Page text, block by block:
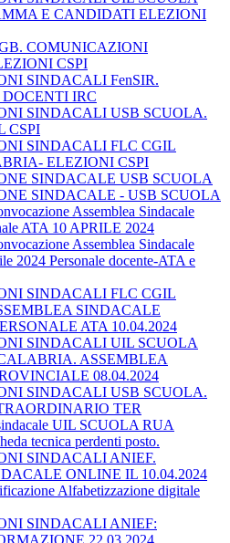
E CANDIDATI ELEZIONI
COMUNICAZIONI
CSPI
SINDACALI FenSIR.
IRC
SINDACALI USB SCUOLA.
CSPI
SINDACALI FLC CGIL
ELEZIONI CSPI
SINDACALE USB SCUOLA
SINDACALE - USB SCUOLA
Assemblea Sindacale
ATA 10 APRILE 2024
Assemblea Sindacale
2024 Personale docente-ATA e
SINDACALI FLC CGIL
SINDACALE
ATA 10.04.2024
SINDACALI UIL SCUOLA
ASSEMBLEA
08.04.2024
SINDACALI USB SCUOLA.
TER
UIL SCUOLA RUA
tecnica perdenti posto.
SINDACALI ANIEF.
ONLINE IL 10.04.2024
Alfabetizzazione digitale
SINDACALI ANIEF: